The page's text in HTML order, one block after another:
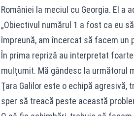
României la meciul cu Georgia. El
„Obiectivul numărul 1 a fost ca eu
împreună, am încercat să facem un
În prima repriză au interpretat
mulţumit. Mă gândesc la următorul
Ţara Galilor este o echipă
sper să treacă peste această